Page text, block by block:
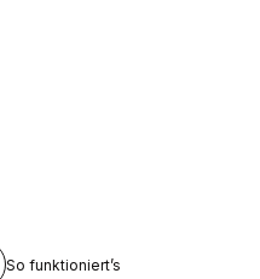
So funktioniert’s